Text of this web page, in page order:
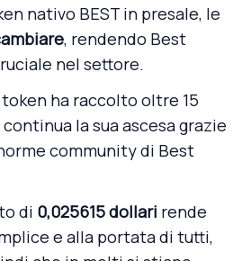
nativo BEST in presale, le
, rendendo Best
nel settore.
ha raccolto oltre 15
la sua ascesa grazie
community di Best
di 0,025615 dollari rende
e alla portata di tutti,